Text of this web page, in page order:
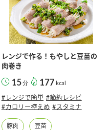
レンジで作る！もやしと豆苗の
肉巻き
15分 177 kcal
#レンジで簡単 #節約レシピ
#カロリー控えめ #スタミナ
豚肉 豆苗